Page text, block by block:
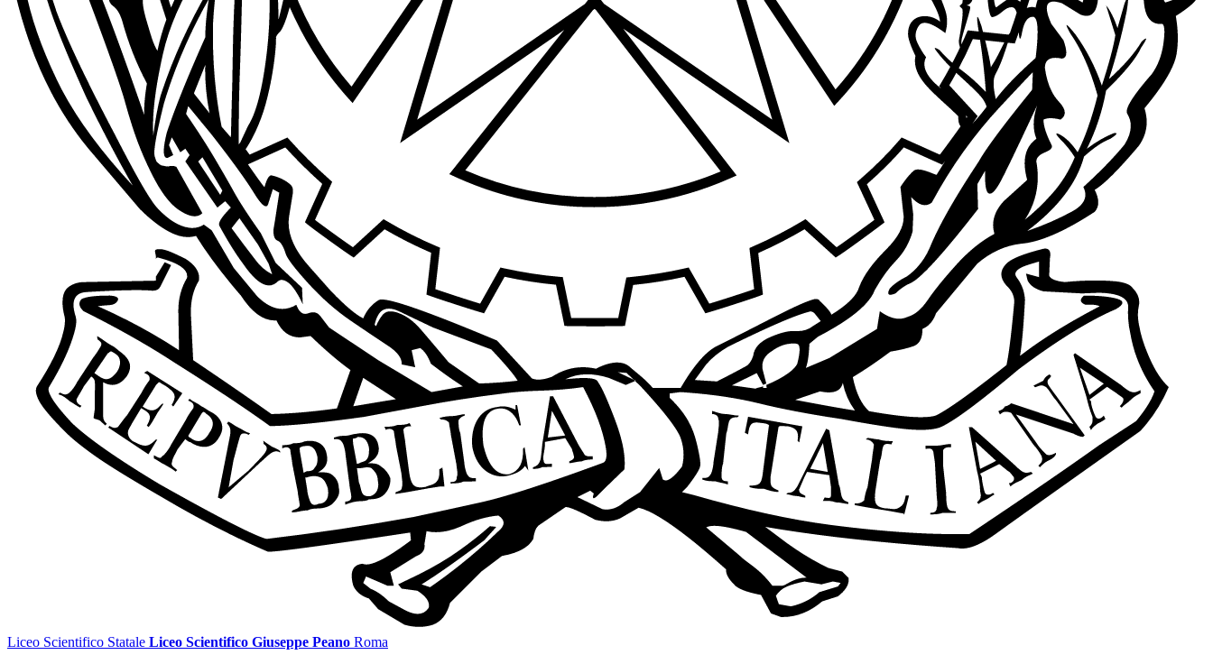
Liceo Scientifico Statale Liceo Scientifico Giuseppe Peano Roma